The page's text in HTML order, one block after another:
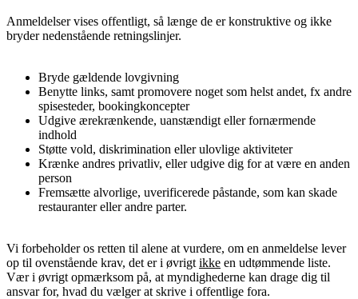
Anmeldelser vises offentligt, så længe de er konstruktive og ikke
bryder nedenstående retningslinjer.
Bryde gældende lovgivning
Benytte links, samt promovere noget som helst andet, fx andre
spisesteder, bookingkoncepter
Udgive ærekrænkende, uanstændigt eller fornærmende
indhold
Støtte vold, diskrimination eller ulovlige aktiviteter
Krænke andres privatliv, eller udgive dig for at være en anden
person
Fremsætte alvorlige, uverificerede påstande, som kan skade
restauranter eller andre parter.
Vi forbeholder os retten til alene at vurdere, om en anmeldelse lever
op til ovenstående krav, det er i øvrigt ikke en udtømmende liste.
Vær i øvrigt opmærksom på, at myndighederne kan drage dig til
ansvar for, hvad du vælger at skrive i offentlige fora.